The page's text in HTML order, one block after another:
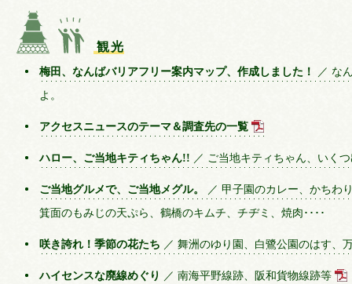
観光
梅田、なんばバリアフリー案内マップ、作成しました！
／ な
よ。
アクセスニュースのテーマ＆調査先の一覧
ハロー、ご当地キティちゃん!! ／ ご当地キティちゃん、いく
ご当地グルメで、ご当地メグル。
／ 甲子園のカレー、かちわ
箕面のもみじの天ぷら、鶴橋のキムチ、チヂミ、焼肉････
咲き誇れ！季節の花たち ／ 舞洲のゆり園、白鷺公園のはす、
ハイセンスな廃線めぐり ／ 南海平野線跡、阪和貨物線跡等